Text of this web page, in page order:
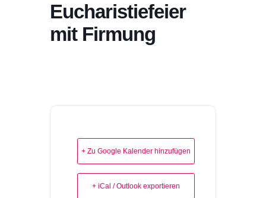
Eucharistiefeier
mit Firmung
+ Zu Google Kalender hinzufügen
+ iCal / Outlook exportieren